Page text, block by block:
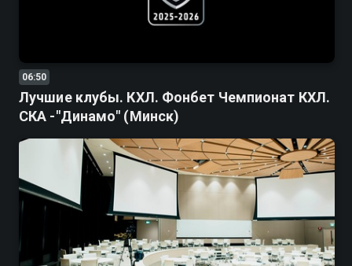
06:50
Лучшие клубы. КХЛ. Фонбет Чемпионат КХЛ.
СКА -"Динамо" (Минск)